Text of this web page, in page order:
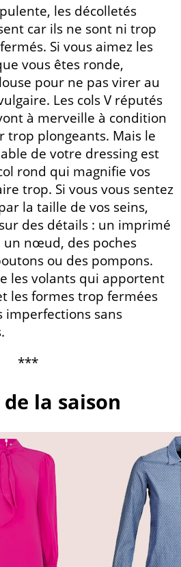
les décolletés
car ils ne sont ni trop
Si vous aimez les
vous êtes ronde,
pour ne pas virer au
Les cols V réputés
à merveille à condition
trop plongeants. Mais le
de votre dressing est
rond qui magnifie vos
trop. Si vous vous sentez
la taille de vos seins,
des détails : un imprimé
nœud, des poches
ou des pompons.
les volants qui apportent
les formes trop fermées
sans
***
la saison